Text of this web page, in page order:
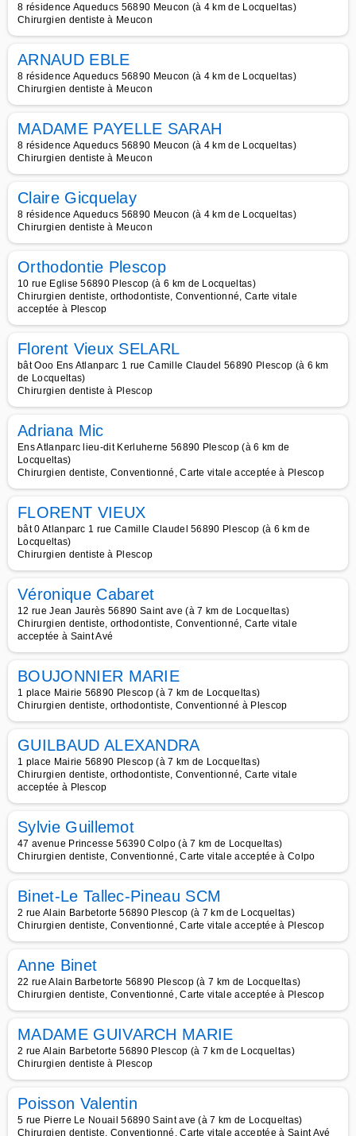
8 résidence Aqueducs 56890 Meucon (à 4 km de Locqueltas)
Chirurgien dentiste à Meucon
ARNAUD EBLE
8 résidence Aqueducs 56890 Meucon (à 4 km de Locqueltas)
Chirurgien dentiste à Meucon
MADAME PAYELLE SARAH
8 résidence Aqueducs 56890 Meucon (à 4 km de Locqueltas)
Chirurgien dentiste à Meucon
Claire Gicquelay
8 résidence Aqueducs 56890 Meucon (à 4 km de Locqueltas)
Chirurgien dentiste à Meucon
Orthodontie Plescop
10 rue Eglise 56890 Plescop (à 6 km de Locqueltas)
Chirurgien dentiste, orthodontiste, Conventionné, Carte vitale
acceptée à Plescop
Florent Vieux SELARL
bât Ooo Ens Atlanparc 1 rue Camille Claudel 56890 Plescop (à 6 km
de Locqueltas)
Chirurgien dentiste à Plescop
Adriana Mic
Ens Atlanparc lieu-dit Kerluherne 56890 Plescop (à 6 km de
Locqueltas)
Chirurgien dentiste, Conventionné, Carte vitale acceptée à Plescop
FLORENT VIEUX
bât 0 Atlanparc 1 rue Camille Claudel 56890 Plescop (à 6 km de
Locqueltas)
Chirurgien dentiste à Plescop
Véronique Cabaret
12 rue Jean Jaurès 56890 Saint ave (à 7 km de Locqueltas)
Chirurgien dentiste, orthodontiste, Conventionné, Carte vitale
acceptée à Saint Avé
BOUJONNIER MARIE
1 place Mairie 56890 Plescop (à 7 km de Locqueltas)
Chirurgien dentiste, orthodontiste, Conventionné à Plescop
GUILBAUD ALEXANDRA
1 place Mairie 56890 Plescop (à 7 km de Locqueltas)
Chirurgien dentiste, orthodontiste, Conventionné, Carte vitale
acceptée à Plescop
Sylvie Guillemot
47 avenue Princesse 56390 Colpo (à 7 km de Locqueltas)
Chirurgien dentiste, Conventionné, Carte vitale acceptée à Colpo
Binet-Le Tallec-Pineau SCM
2 rue Alain Barbetorte 56890 Plescop (à 7 km de Locqueltas)
Chirurgien dentiste, Conventionné, Carte vitale acceptée à Plescop
Anne Binet
22 rue Alain Barbetorte 56890 Plescop (à 7 km de Locqueltas)
Chirurgien dentiste, Conventionné, Carte vitale acceptée à Plescop
MADAME GUIVARCH MARIE
2 rue Alain Barbetorte 56890 Plescop (à 7 km de Locqueltas)
Chirurgien dentiste à Plescop
Poisson Valentin
5 rue Pierre Le Nouail 56890 Saint ave (à 7 km de Locqueltas)
Chirurgien dentiste, Conventionné, Carte vitale acceptée à Saint Avé